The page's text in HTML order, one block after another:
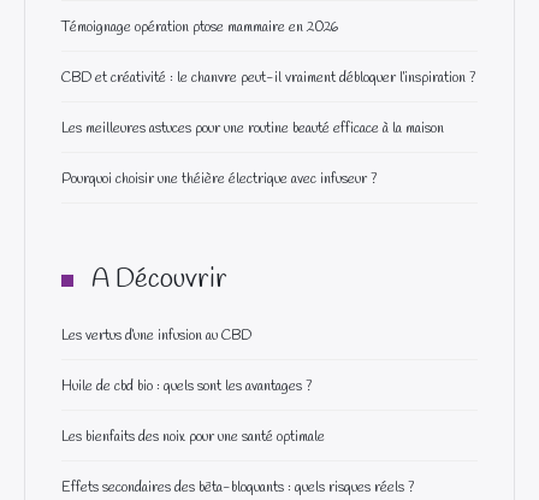
Témoignage opération ptose mammaire en 2026
CBD et créativité : le chanvre peut-il vraiment débloquer l’inspiration ?
Les meilleures astuces pour une routine beauté efficace à la maison
Pourquoi choisir une théière électrique avec infuseur ?
A Découvrir
Les vertus d’une infusion au CBD
Huile de cbd bio : quels sont les avantages ?
Les bienfaits des noix pour une santé optimale
Effets secondaires des bêta-bloquants : quels risques réels ?